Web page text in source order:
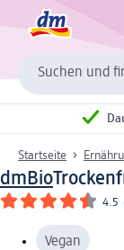
Suchen und
Startseite
dmBio
4.5
Vegan